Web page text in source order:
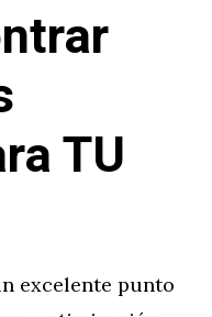
TU
excelente punto